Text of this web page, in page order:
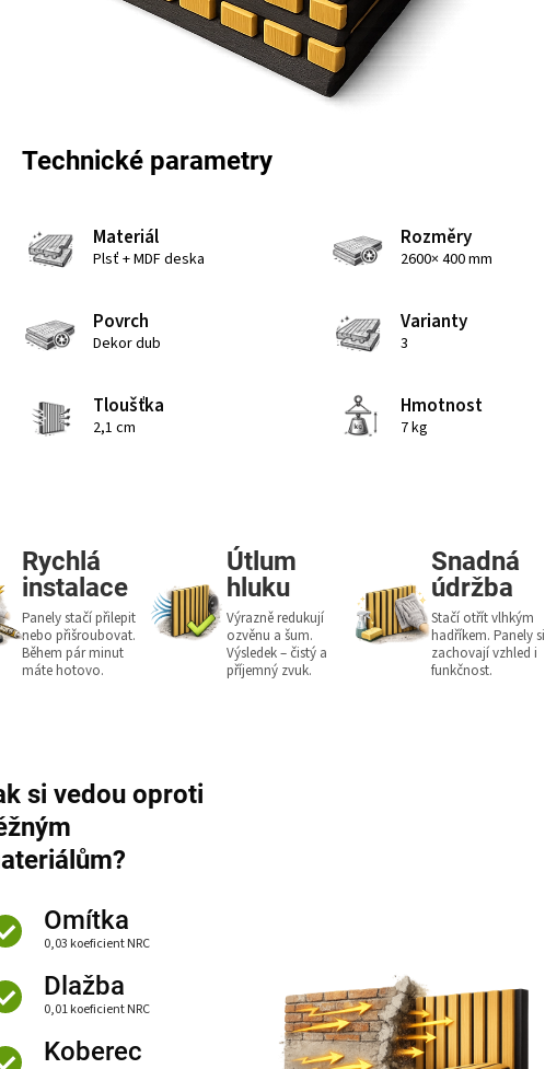
Technické parametry
Materiál
Plsť + MDF deska
Rozměry
2600× 400 mm
Povrch
Dekor dub
Varianty
3
Tloušťka
2,1 cm
Hmotnost
7 kg
Rychlá
instalace
Panely stačí přilepit
nebo přišroubovat.
Během pár minut
máte hotovo.
Útlum
hluku
Výrazně redukují
ozvěnu a šum.
Výsledek – čistý a
příjemný zvuk.
Snadná
údržba
Stačí otřít vlhkým
hadříkem. Panely si
zachovají vzhled i
funkčnost.
si vedou oproti
Omítka
0,03 koeficient NRC
Dlažba
0,01 koeficient NRC
Koberec